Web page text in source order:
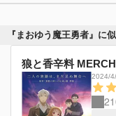
『まおゆう魔王勇者』に
狼と香辛料
2024/